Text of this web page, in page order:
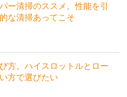
ー清掃のススメ。性能を引
な清掃あってこそ
方。ハイスロットルとロー
方で選びたい